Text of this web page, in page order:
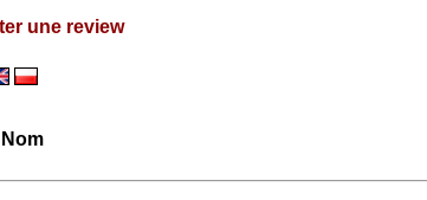
une review
Nom